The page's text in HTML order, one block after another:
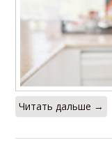
Читать дальше →